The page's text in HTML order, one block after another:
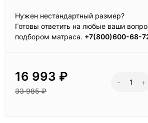
Нужен нестандартный размер?
Готовы ответить на любые ваши
подбором матраса. +7(800)600-68-
16 993 ₽
33 985₽
- +